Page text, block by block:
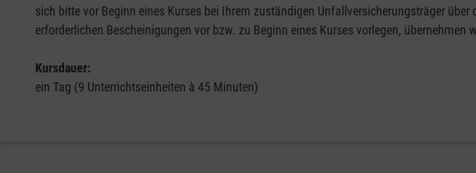
sich bitte vor Beginn eines Kurses bei Ihrem zuständigen Unfallversicherungsträger über
erforderlichen Bescheinigungen vor bzw. zu Beginn eines Kurses vorlegen, übernehmen
Kursdauer:
ein Tag (9 Unterrichtseinheiten à 45 Minuten)